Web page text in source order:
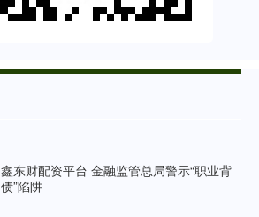
鑫东财配资平台 金融监管总局警示“职业背
债”陷阱